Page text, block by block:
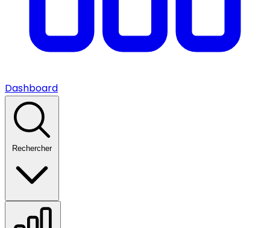
Dashboard
Rechercher